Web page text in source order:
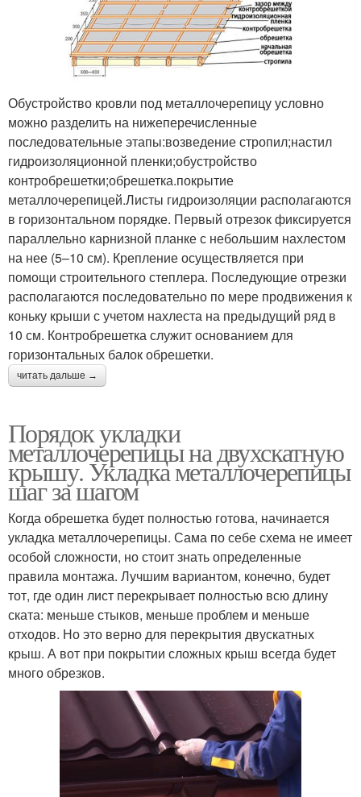
Обустройство кровли под металлочерепицу условно
можно разделить на нижеперечисленные
последовательные этапы:возведение стропил;настил
гидроизоляционной пленки;обустройство
контробрешетки;обрешетка.покрытие
металлочерепицей.Листы гидроизоляции располагаются
в горизонтальном порядке. Первый отрезок фиксируется
параллельно карнизной планке с небольшим нахлестом
на нее (5–10 см). Крепление осуществляется при
помощи строительного степлера. Последующие отрезки
располагаются последовательно по мере продвижения к
коньку крыши с учетом нахлеста на предыдущий ряд в
10 см. Контробрешетка служит основанием для
горизонтальных балок обрешетки.
читать дальше →
Порядок укладки
металлочерепицы на двухскатную
крышу. Укладка металлочерепицы
шаг за шагом
Когда обрешетка будет полностью готова, начинается
укладка металлочерепицы. Сама по себе схема не имеет
особой сложности, но стоит знать определенные
правила монтажа. Лучшим вариантом, конечно, будет
тот, где один лист перекрывает полностью всю длину
ската: меньше стыков, меньше проблем и меньше
отходов. Но это верно для перекрытия двускатных
крыш. А вот при покрытии сложных крыш всегда будет
много обрезков.